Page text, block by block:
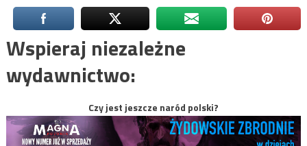
Wspieraj niezależne
wydawnictwo:
Czy jest jeszcze naród polski?